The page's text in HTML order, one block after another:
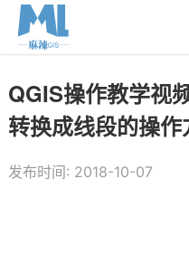
QGIS操作教学视
转换成线段的操作
发布时间: 2018-10-07